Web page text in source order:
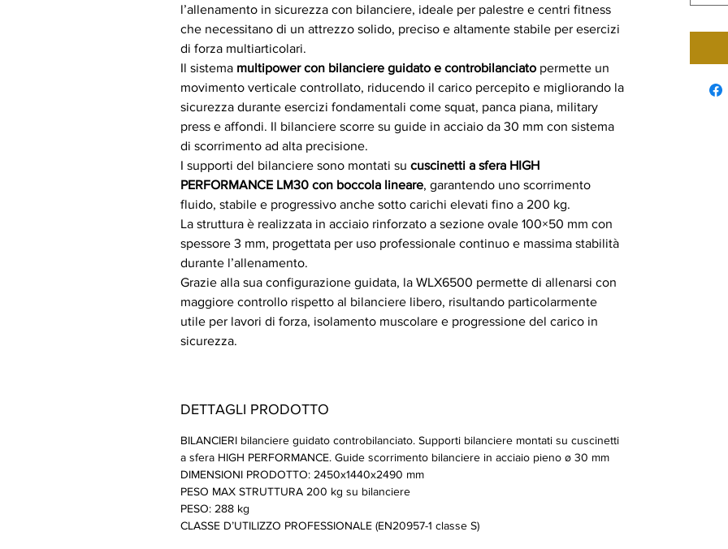
l’allenamento in sicurezza con bilanciere, ideale per palestre e centri fitness
che necessitano di un attrezzo solido, preciso e altamente stabile per esercizi
di forza multiarticolari.
Il sistema multipower con bilanciere guidato e controbilanciato permette un
movimento verticale controllato, riducendo il carico percepito e migliorando la
sicurezza durante esercizi fondamentali come squat, panca piana, military
press e affondi. Il bilanciere scorre su guide in acciaio da 30 mm con sistema
di scorrimento ad alta precisione.
I supporti del bilanciere sono montati su cuscinetti a sfera HIGH
PERFORMANCE LM30 con boccola lineare, garantendo uno scorrimento
fluido, stabile e progressivo anche sotto carichi elevati fino a 200 kg.
La struttura è realizzata in acciaio rinforzato a sezione ovale 100×50 mm con
spessore 3 mm, progettata per uso professionale continuo e massima stabilità
durante l’allenamento.
Grazie alla sua configurazione guidata, la WLX6500 permette di allenarsi con
maggiore controllo rispetto al bilanciere libero, risultando particolarmente
utile per lavori di forza, isolamento muscolare e progressione del carico in
sicurezza.
DETTAGLI PRODOTTO
BILANCIERI bilanciere guidato controbilanciato. Supporti bilanciere montati su cuscinetti
a sfera HIGH PERFORMANCE. Guide scorrimento bilanciere in acciaio pieno ø 30 mm
DIMENSIONI PRODOTTO: 2450x1440x2490 mm
PESO MAX STRUTTURA 200 kg su bilanciere
PESO: 288 kg
CLASSE D’UTILIZZO PROFESSIONALE (EN20957-1 classe S)